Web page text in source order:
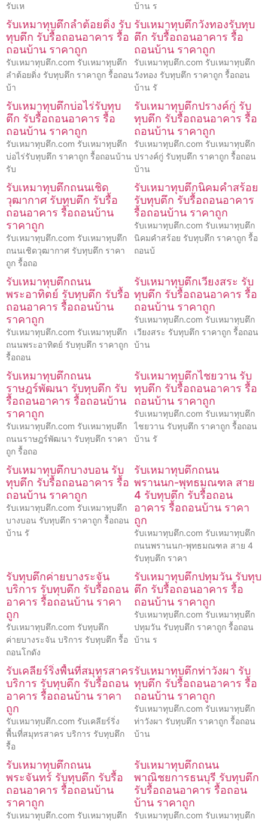
รับเห
บ้าน ร
รับเหมาทุบตึกลำต้อยติ่ง รับ
ทุบตึก รับรื้อถอนอาคาร รื้อ
ถอนบ้าน ราคาถูก
รับเหมาทุบตึก.com รับเหมาทุบตึก
ลำต้อยติ่ง รับทุบตึก ราคาถูก รื้อถอน
บ้า
รับเหมาทุบตึกวังทองรับทุบ
ตึก รับรื้อถอนอาคาร รื้อ
ถอนบ้าน ราคาถูก
รับเหมาทุบตึก.com รับเหมาทุบตึก
วังทอง รับทุบตึก ราคาถูก รื้อถอน
บ้าน รั
รับเหมาทุบตึกบ่อไร่รับทุบ
ตึก รับรื้อถอนอาคาร รื้อ
ถอนบ้าน ราคาถูก
รับเหมาทุบตึก.com รับเหมาทุบตึก
บ่อไร่รับทุบตึก ราคาถูก รื้อถอนบ้าน
รับ
รับเหมาทุบตึกปรางค์กู่ รับ
ทุบตึก รับรื้อถอนอาคาร รื้อ
ถอนบ้าน ราคาถูก
รับเหมาทุบตึก.com รับเหมาทุบตึก
ปรางค์กู่ รับทุบตึก ราคาถูก รื้อถอน
บ้าน
รับเหมาทุบตึกถนนเชิด
วุฒากาศ รับทุบตึก รับรื้อ
ถอนอาคาร รื้อถอนบ้าน
ราคาถูก
รับเหมาทุบตึก.com รับเหมาทุบตึก
ถนนเชิดวุฒากาศ รับทุบตึก ราคา
ถูก รื้อถอ
รับเหมาทุบตึกนิคมคำสร้อย
รับทุบตึก รับรื้อถอนอาคาร
รื้อถอนบ้าน ราคาถูก
รับเหมาทุบตึก.com รับเหมาทุบตึก
นิคมคำสร้อย รับทุบตึก ราคาถูก รื้อ
ถอนบ้
รับเหมาทุบตึกถนน
พระอาทิตย์ รับทุบตึก รับรื้อ
ถอนอาคาร รื้อถอนบ้าน
ราคาถูก
รับเหมาทุบตึก.com รับเหมาทุบตึก
ถนนพระอาทิตย์ รับทุบตึก ราคาถูก
รื้อถอน
รับเหมาทุบตึกเวียงสระ รับ
ทุบตึก รับรื้อถอนอาคาร รื้อ
ถอนบ้าน ราคาถูก
รับเหมาทุบตึก.com รับเหมาทุบตึก
เวียงสระ รับทุบตึก ราคาถูก รื้อถอน
บ้าน
รับเหมาทุบตึกถนน
ราษฎร์พัฒนา รับทุบตึก รับ
รื้อถอนอาคาร รื้อถอนบ้าน
ราคาถูก
รับเหมาทุบตึก.com รับเหมาทุบตึก
ถนนราษฎร์พัฒนา รับทุบตึก ราคา
ถูก รื้อถอ
รับเหมาทุบตึกไชยวาน รับ
ทุบตึก รับรื้อถอนอาคาร รื้อ
ถอนบ้าน ราคาถูก
รับเหมาทุบตึก.com รับเหมาทุบตึก
ไชยวาน รับทุบตึก ราคาถูก รื้อถอน
บ้าน รั
รับเหมาทุบตึกบางบอน รับ
ทุบตึก รับรื้อถอนอาคาร รื้อ
ถอนบ้าน ราคาถูก
รับเหมาทุบตึก.com รับเหมาทุบตึก
บางบอน รับทุบตึก ราคาถูก รื้อถอน
บ้าน รั
รับเหมาทุบตึกถนน
พรานนก-พุทธมณฑล สาย
4 รับทุบตึก รับรื้อถอน
อาคาร รื้อถอนบ้าน ราคา
ถูก
รับเหมาทุบตึก.com รับเหมาทุบตึก
ถนนพรานนก-พุทธมณฑล สาย 4
รับทุบตึก ราคา
รับทุบตึกค่ายบางระจัน
บริการ รับทุบตึก รับรื้อถอน
อาคาร รื้อถอนบ้าน ราคา
ถูก
รับเหมาทุบตึก.com รับทุบตึก
ค่ายบางระจัน บริการ รับทุบตึก รื้อ
ถอนโกดัง
รับเหมาทุบตึกปทุมวัน รับทุบ
ตึก รับรื้อถอนอาคาร รื้อ
ถอนบ้าน ราคาถูก
รับเหมาทุบตึก.com รับเหมาทุบตึก
ปทุมวัน รับทุบตึก ราคาถูก รื้อถอน
บ้าน ร
รับเคลียร์ริ่งพื้นที่สมุทรสาคร
บริการ รับทุบตึก รับรื้อถอน
อาคาร รื้อถอนบ้าน ราคา
ถูก
รับเหมาทุบตึก.com รับเคลียร์ริ่ง
พื้นที่สมุทรสาคร บริการ รับทุบตึก
รื้อ
รับเหมาทุบตึกท่าวังผา รับ
ทุบตึก รับรื้อถอนอาคาร รื้อ
ถอนบ้าน ราคาถูก
รับเหมาทุบตึก.com รับเหมาทุบตึก
ท่าวังผา รับทุบตึก ราคาถูก รื้อถอน
บ้าน
รับเหมาทุบตึกถนน
พระจันทร์ รับทุบตึก รับรื้อ
ถอนอาคาร รื้อถอนบ้าน
ราคาถูก
รับเหมาทุบตึก.com รับเหมาทุบตึก
รับเหมาทุบตึกถนน
พาณิชยการธนบุรี รับทุบตึก
รับรื้อถอนอาคาร รื้อถอน
บ้าน ราคาถูก
รับเหมาทุบตึก.com รับเหมาทุบตึก